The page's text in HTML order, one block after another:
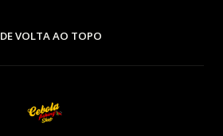
DE VOLTA AO TOPO